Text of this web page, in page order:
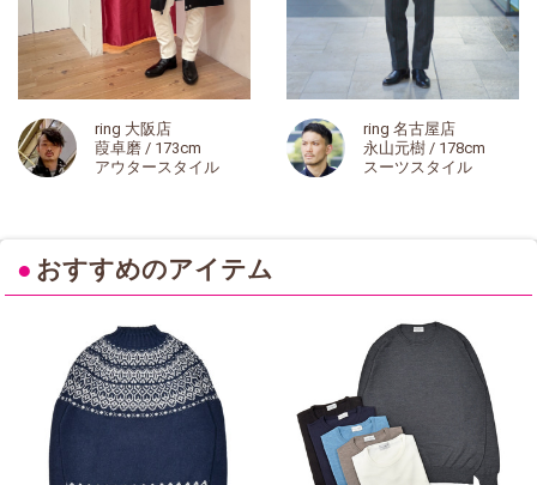
ring 大阪店
葭卓磨 / 173cm
アウタースタイル
ring 名古屋店
永山元樹 / 178cm
スーツスタイル
● おすすめのアイテム